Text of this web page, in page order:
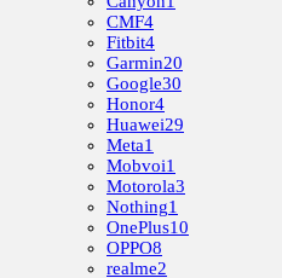
CMF4
Fitbit4
Garmin20
Google30
Honor4
Huawei29
Meta1
Mobvoi1
Motorola3
Nothing1
OnePlus10
OPPO8
realme2